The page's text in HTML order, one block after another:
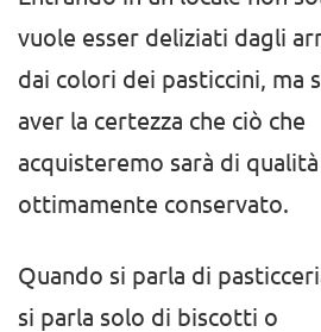
vuole esser deliziati dagli
dai colori dei pasticcini, ma
aver la certezza che ciò che
acquisteremo sarà di
ottimamente conservato.
Quando si parla di
si parla solo di biscotti o